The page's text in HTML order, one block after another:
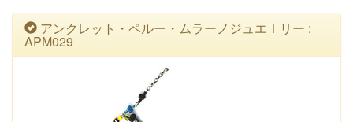
アンクレット・ペルー・ムラーノジュエｌリー :
APM029